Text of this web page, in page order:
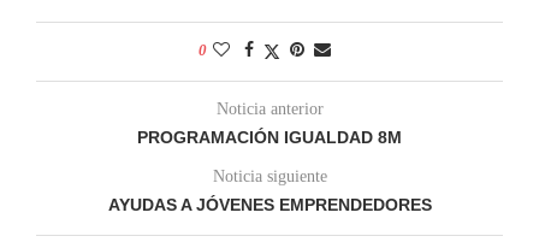
0
Noticia anterior
PROGRAMACIÓN IGUALDAD 8M
Noticia siguiente
AYUDAS A JÓVENES EMPRENDEDORES